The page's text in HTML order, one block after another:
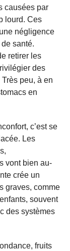
causées par
lourd. Ces
négligence
santé.
retirer les
des
peu, à en
en
c’est se
Les
vont bien au-
crée un
graves, comme
souvent
des systèmes
fruits